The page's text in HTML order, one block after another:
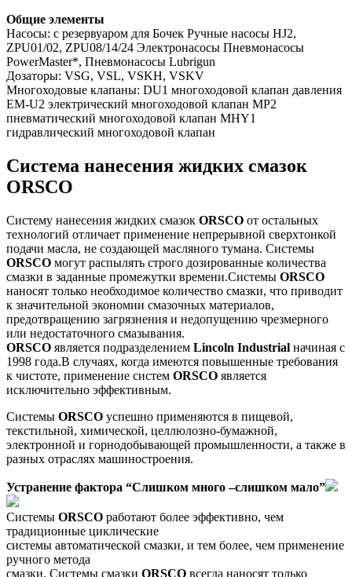
Общие элементы
Насосы: с резервуаром для Бочек Ручные насосы HJ2,
ZPU01/02, ZPU08/14/24 Электронасосы Пневмонасосы
PowerMaster*, Пневмонасосы Lubrigun
Дозаторы: VSG, VSL, VSKH, VSKV
Многоходовые клапаны: DU1 многоходовой клапан давления
EM-U2 электрический многоходовой клапан MP2
пневматический многоходовой клапан MHY1
гидравлический многоходовой клапан
Система нанесения жидких смазок
ORSCO
Систему нанесения жидких смазок ORSCO от остальных
технологий отличает применение непрерывной сверхтонкой
подачи масла, не создающей масляного тумана. Системы
ORSCO могут распылять строго дозированные количества
смазки в заданные промежутки времени.Системы ORSCO
наносят только необходимое количество смазки, что приводит
к значительной экономии смазочных материалов,
предотвращению загрязнения и недопущению чрезмерного
или недостаточного смазывания.
ORSCO является подразделением Lincoln Industrial начиная с
1998 года.В случаях, когда имеются повышенные требования
к чистоте, применение систем ORSCO является
исключительно эффективным.
Системы ORSCO успешно применяются в пищевой,
текстильной, химической, целлюлозно-бумажной,
электронной и горнодобывающей промышленности, а также в
разных отраслях машиностроения.
Устранение фактора “Слишком много –слишком мало”
Системы ORSCO работают более эффективно, чем
традиционные циклические
системы автоматической смазки, и тем более, чем применение
ручного метода
смазки. Системы смазки ORSCO всегда наносят только